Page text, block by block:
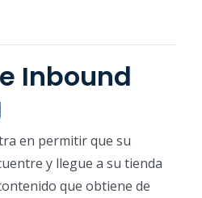
Inbound
en permitir que su
y llegue a su tienda
que obtiene de